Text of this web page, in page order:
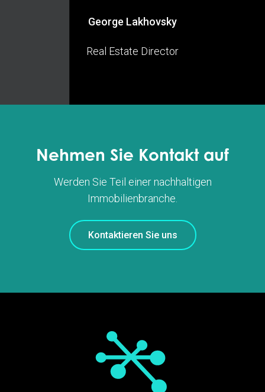
George Lakhovsky
Real Estate Director
Nehmen Sie Kontakt auf
Werden Sie Teil einer nachhaltigen
Immobilienbranche.
Kontaktieren Sie uns